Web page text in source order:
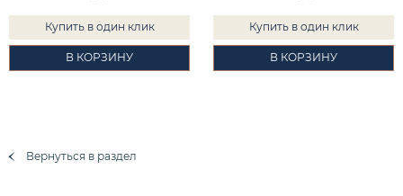
Купить в один клик
В КОРЗИНУ
Купить в один клик
В КОРЗИНУ
Вернуться в раздел